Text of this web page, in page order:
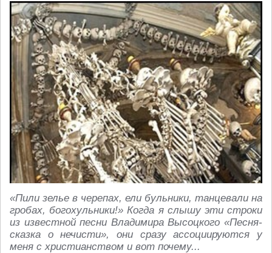
«Пили зелье в черепах, ели бульники, танцевали на
гробах, богохульники!» Когда я слышу эти строки
из известной песни Владимира Высоцкого «Песня-
сказка о нечисти», они сразу ассоциируются у
меня с христианством и вот почему...